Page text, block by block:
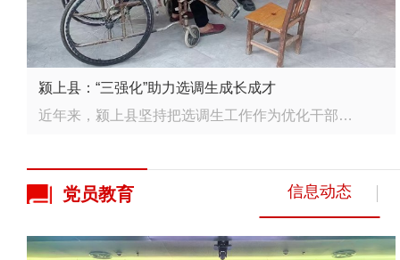
颍上县：“三强化”助力选调生成长成才
近年来，颍上县坚持把选调生工作作为优化干部队伍结构的基础性工程来抓，拧紧“育管用”全链条，着力打造...
党员教育 信息动态